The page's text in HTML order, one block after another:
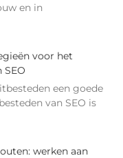
en in
voor het
SEO
een goede
van SEO is
werken aan